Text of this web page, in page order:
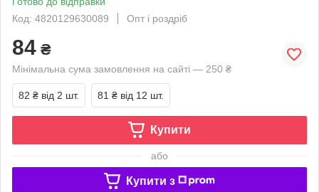
Код: 4820129630089
Опт і роздріб
84 ₴
Мінімальна сума замовлення на сайті — 250 ₴
82 ₴ від 2 шт. 81 ₴ від 12 шт.
Купити
або
Купити з